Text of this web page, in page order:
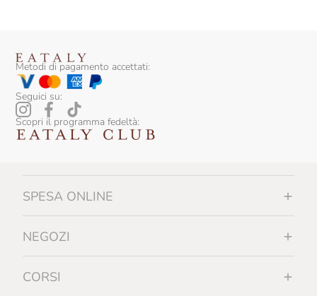
Il Frutto Permesso
Il Mercante Di Spezie
Il Mongetto
Il Vallino
Italpesto
La Finestra Sul Cielo
Metodi di pagamento accettati:
Seguici su:
Scopri il programma fedeltà:
SPESA ONLINE
NEGOZI
CORSI